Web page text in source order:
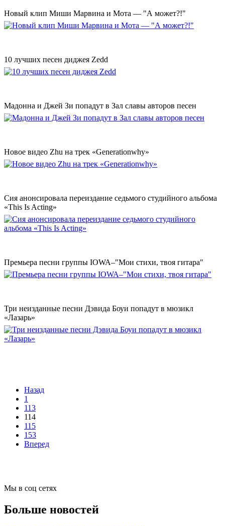
Новый клип Миши Марвина и Мота — "А может?!"
10 лучших песен диджея Zedd
Мадонна и Джей Зи попадут в Зал славы авторов песен
Новое видео Zhu на трек «Generationwhy»
Сия анонсировала переиздание седьмого студийного альбома
«This Is Acting»
Премьера песни группы IOWA–"Мои стихи, твоя гитара"
Три неизданные песни Дэвида Боуи попадут в мюзикл
«Лазарь»
Назад
1
113
114
115
153
Вперед
Мы в соц сетях
Больше новостей